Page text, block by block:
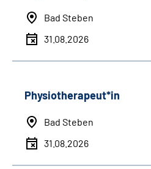
Bad Steben
31.08.2026
Physiotherapeut*in
Bad Steben
31.08.2026